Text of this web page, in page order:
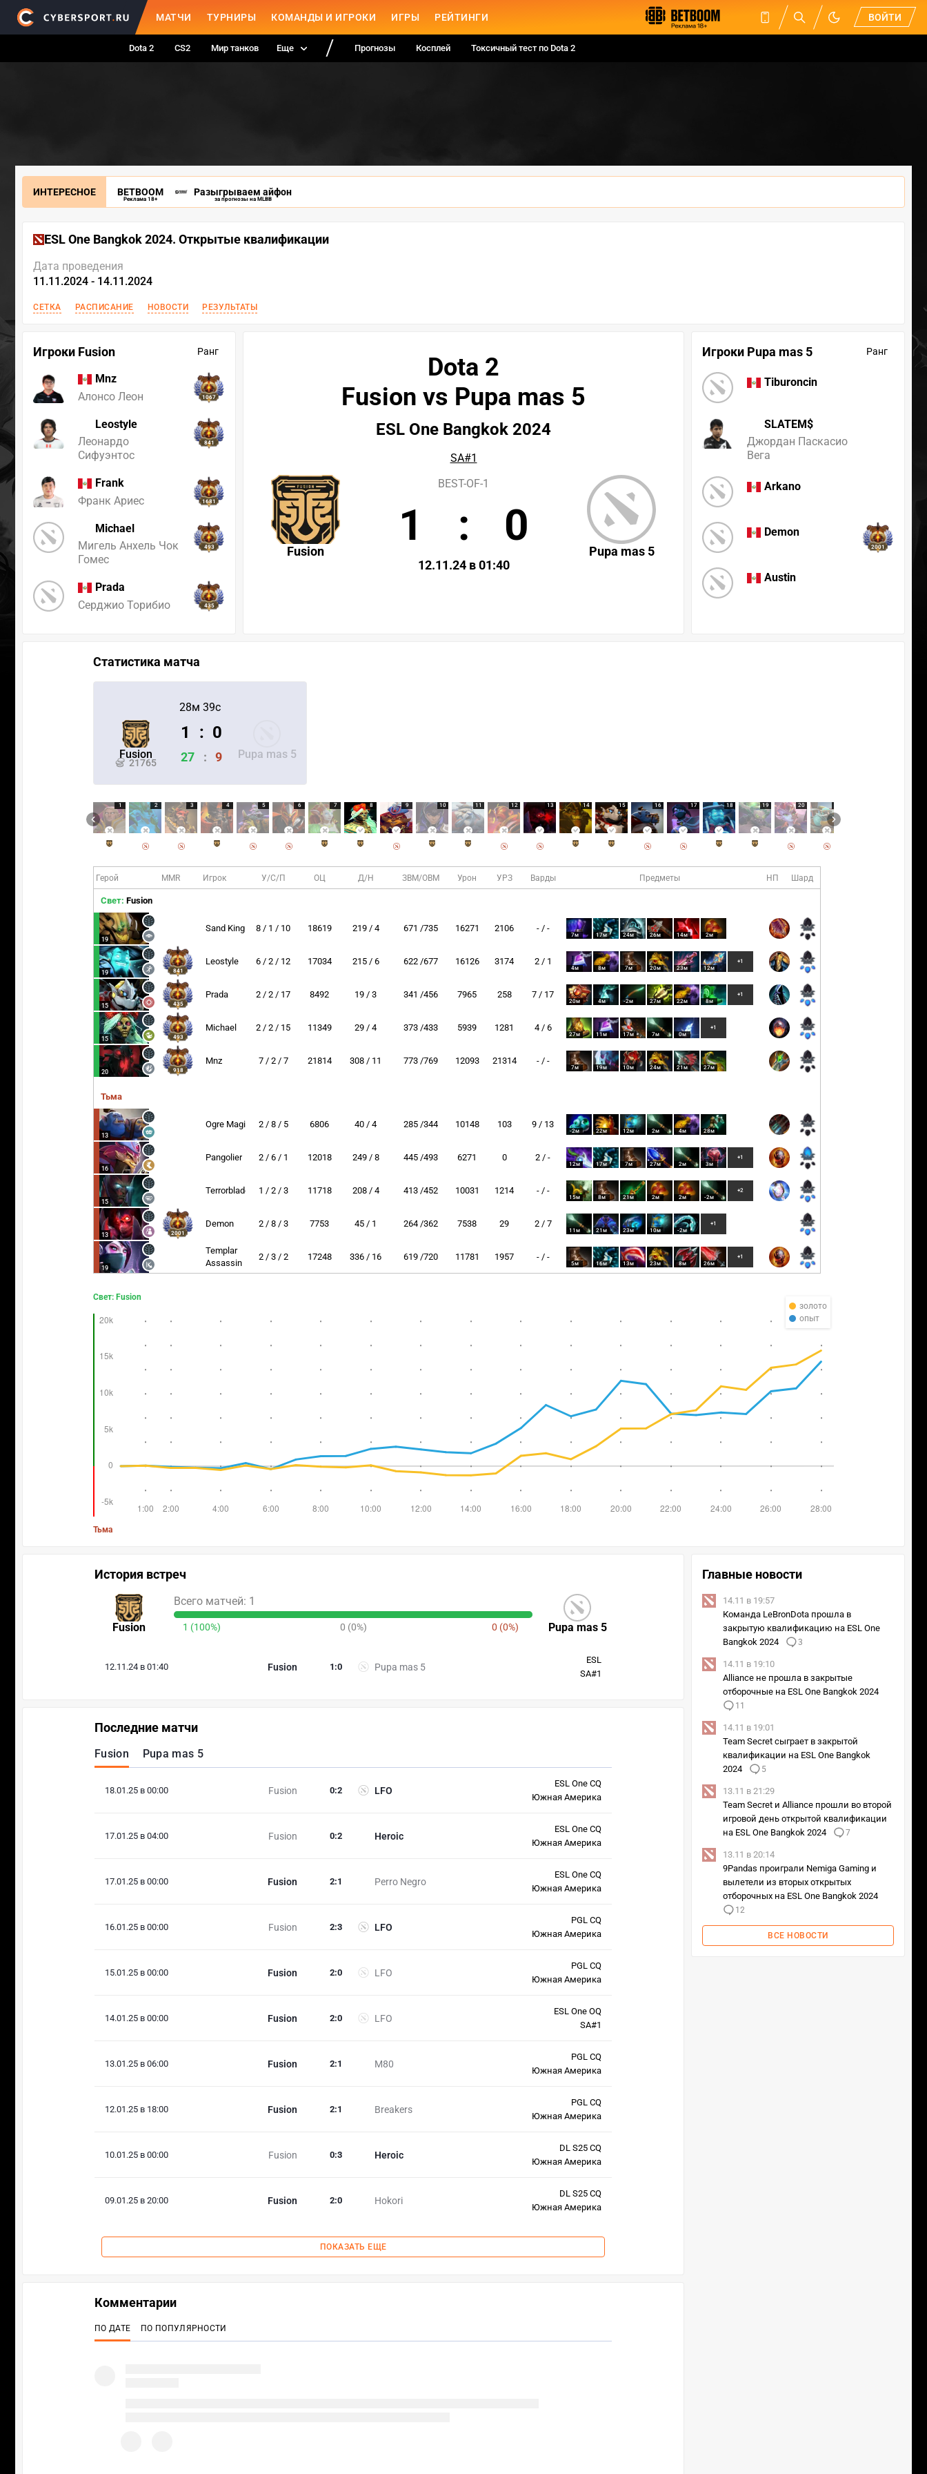
МАТЧИ ТУРНИРЫ КОМАНДЫ И ИГРОКИ ИГРЫ РЕЙТИНГИ ВОЙТИ
Dota 2 CS2 Мир танков Еще Прогнозы Косплей Токсичный тест по Dota 2
ИНТЕРЕСНОЕ BETBOOM
Реклама 18+
Разыгрываем айфон
за прогнозы на MLBB
ESL One Bangkok 2024. Открытые квалификации
Дата проведения
11.11.2024 - 14.11.2024
СЕТКА РАСПИСАНИЕ НОВОСТИ РЕЗУЛЬТАТЫ
Игроки Fusion Ранг
Mnz
Алонсо Леон
1067
Leostyle
Леонардо
Сифуэнтос
841
Frank
Франк Ариес
1681
Michael
Мигель Анхель Чок
Гомес
493
Prada
Серджио Торибио
435
Игроки Pupa mas 5 Ранг
Tiburoncin
SLATEM$
Джордан Паскасио
Вега
Arkano
Demon
2001
Austin
Dota 2
Fusion vs Pupa mas 5
ESL One Bangkok 2024
SA#1
Fusion Pupa mas 5
BEST-OF-1
1 : 0
12.11.24 в 01:40
Статистика матча
28м 39с
Fusion
21765
Pupa mas 5
1 : 0
27 : 9
1 2 3 4 5 6 7 8 9 10 11 12 13 14 15 16 17 18 19 20
Герой MMR Игрок У/С/П ОЦ Д/Н ЗВМ/ОВМ Урон УРЗ Варды Предметы НП Шард
Свет: Fusion
19
Sand King 8 / 1 / 10 18619 219 / 4 671 /735 16271 2106 - / -
7м 17м 24м 26м 14м 2м
19 841
Leostyle 6 / 2 / 12 17034 215 / 6 622 /677 16126 3174 2 / 1
4м 8м 7м 20м 23м 12м
+1
15 435
Prada 2 / 2 / 17 8492 19 / 3 341 /456 7965 258 7 / 17
20м 4м -2м 27м 22м 8м
+1
15 493
Michael 2 / 2 / 15 11349 29 / 4 373 /433 5939 1281 4 / 6
27м 11м 17м 7м 0м
+1
20 918
Mnz 7 / 2 / 7 21814 308 / 11 773 /769 12093 21314 - / -
7м 19м 10м 24м 21м 27м
Тьма
13
Ogre Magi 2 / 8 / 5 6806 40 / 4 285 /344 10148 103 9 / 13
-2м 22м 12м 2м 4м 28м
16
Pangolier 2 / 6 / 1 12018 249 / 8 445 /493 6271 0 2 / -
12м 17м 7м 27м 2м 3м
+1
15
Terrorblade 1 / 2 / 3 11718 208 / 4 413 /452 10031 1214 - / -
15м 8м 21м 2м 2м -2м
+2
13 2001
Demon 2 / 8 / 3 7753 45 / 1 264 /362 7538 29 2 / 7
11м 21м 23м 10м -2м
+1
19
Templar
Assassin
2 / 3 / 2 17248 336 / 16 619 /720 11781 1957 - / -
5м 16м 13м 23м 8м 26м
+1
золото
опыт
Свет: Fusion
Тьма
История встреч
Fusion Pupa mas 5
Всего матчей: 1
1 (100%) 0 (0%) 0 (0%)
12.11.24 в 01:40 Fusion Pupa mas 5
1 :0
ESL
SA#1
Последние матчи
Fusion Pupa mas 5
18.01.25 в 00:00 Fusion LFO
0:2
ESL One CQ
Южная Америка
17.01.25 в 04:00 Fusion Heroic
0:2
ESL One CQ
Южная Америка
17.01.25 в 00:00 Fusion Perro Negro
2:1
ESL One CQ
Южная Америка
16.01.25 в 00:00 Fusion LFO
2:3
PGL CQ
Южная Америка
15.01.25 в 00:00 Fusion LFO
2:0
PGL CQ
Южная Америка
14.01.25 в 00:00 Fusion LFO
2:0
ESL One OQ
SA#1
13.01.25 в 06:00 Fusion M80
2:1
PGL CQ
Южная Америка
12.01.25 в 18:00 Fusion Breakers
2:1
PGL CQ
Южная Америка
10.01.25 в 00:00 Fusion Heroic
0:3
DL S25 CQ
Южная Америка
09.01.25 в 20:00 Fusion Hokori
2:0
DL S25 CQ
Южная Америка
ПОКАЗАТЬ ЕЩЕ
Главные новости
14.11 в 19:57
Команда LeBronDota прошла в
закрытую квалификацию на ESL One
Bangkok 2024
3
14.11 в 19:10
Alliance не прошла в закрытые
отборочные на ESL One Bangkok 2024
11
14.11 в 19:01
Team Secret сыграет в закрытой
квалификации на ESL One Bangkok
2024
5
13.11 в 21:29
Team Secret и Alliance прошли во второй
игровой день открытой квалификации
на ESL One Bangkok 2024
7
13.11 в 20:14
9Pandas проиграли Nemiga Gaming и
вылетели из вторых открытых
отборочных на ESL One Bangkok 2024
12
ВСЕ НОВОСТИ
Комментарии
ПО ДАТЕ ПО ПОПУЛЯРНОСТИ